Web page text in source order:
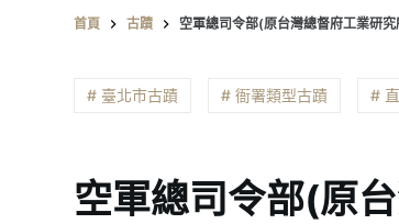
首頁 古蹟 空軍總司令部(原台灣總督府工業研
# 臺北市古蹟 # 衙署類型古蹟 #
空軍總司令部(原